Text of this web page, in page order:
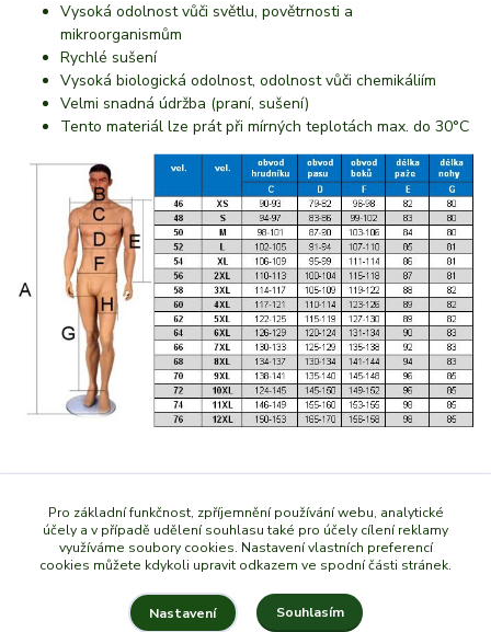
Vysoká odolnost vůči světlu, povětrnosti a
mikroorganismům
Rychlé sušení
Vysoká biologická odolnost, odolnost vůči chemikáliím
Velmi snadná údržba (praní, sušení)
Tento materiál lze prát při mírných teplotách max. do 30°C
Zboží zařazeno v kategoriích
Myslivecké svetry a mikiny
Pro základní funkčnost, zpříjemnění používání webu, analytické
účely a v případě udělení souhlasu také pro účely cílení reklamy
využíváme soubory cookies. Nastavení vlastních preferencí
cookies můžete kdykoli upravit odkazem ve spodní části stránek.
Nastavení Souhlasím